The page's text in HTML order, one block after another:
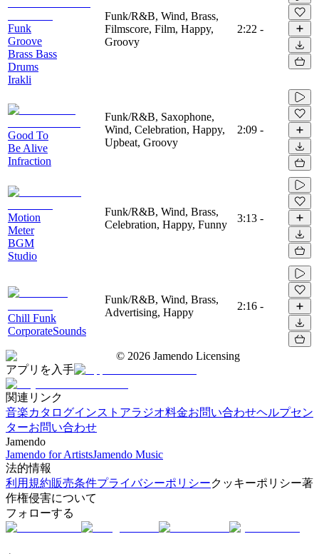
Funk
Groove
Brass Bass
Drums
Irakli
Funk/R&B, Wind, Brass,
Filmscore, Film, Happy,
Groovy
2:22 -
Good To
Be Alive
Infraction
Funk/R&B, Saxophone,
Wind, Celebration, Happy,
Upbeat, Groovy
2:09 -
Motion
Meter
BGM
Studio
Funk/R&B, Wind, Brass,
Celebration, Happy, Funny
3:13 -
Chill Funk
CorporateSounds
Funk/R&B, Wind, Brass,
Advertising, Happy
2:16 -
© 2026 Jamendo Licensing
アプリを入手
関連リンク
音楽カタログインストアラジオ料金お問い合わせヘルプセン
ターお問い合わせ
Jamendo
Jamendo for ArtistsJamendo Music
法的情報
利用規約販売条件プライバシーポリシークッキーポリシー著
作権侵害について
フォローする